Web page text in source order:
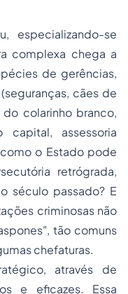
especializando-se
complexa chega a
de gerências,
cães de
colarinho branco,
capital, assessoria
o Estado pode
retrógrada,
século passado? E
criminosas não
tão comuns
chefaturas.
através de
e eficazes. Essa